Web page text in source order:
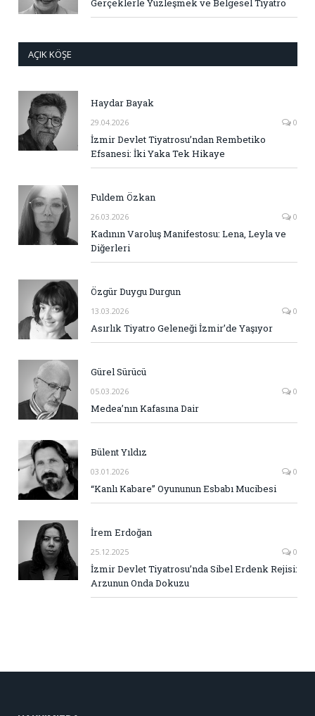
Gerçeklerle Yüzleşmek ve Belgesel Tiyatro
AÇIK KÖŞE
Haydar Bayak
29.04.2026 0
İzmir Devlet Tiyatrosu’ndan Rembetiko
Efsanesi: İki Yaka Tek Hikaye
Fuldem Özkan
26.03.2026 0
Kadının Varoluş Manifestosu: Lena, Leyla ve
Diğerleri
Özgür Duygu Durgun
13.03.2026 0
Asırlık Tiyatro Geleneği İzmir’de Yaşıyor
Gürel Sürücü
05.03.2026 0
Medea’nın Kafasına Dair
Bülent Yıldız
03.01.2026 0
“Kanlı Kabare” Oyununun Esbabı Mucibesi
İrem Erdoğan
25.12.2025 0
İzmir Devlet Tiyatrosu’nda Sibel Erdenk Rejisi:
Arzunun Onda Dokuzu